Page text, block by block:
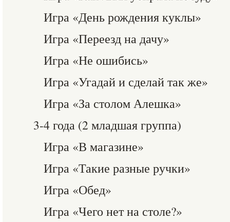
Игра «День рождения куклы»
Игра «Переезд на дачу»
Игра «Не ошибись»
Игра «Угадай и сделай так же»
Игра «За столом Алешка»
3-4 года (2 младшая группа)
Игра «В магазине»
Игра «Такие разные ручки»
Игра «Обед»
Игра «Чего нет на столе?»